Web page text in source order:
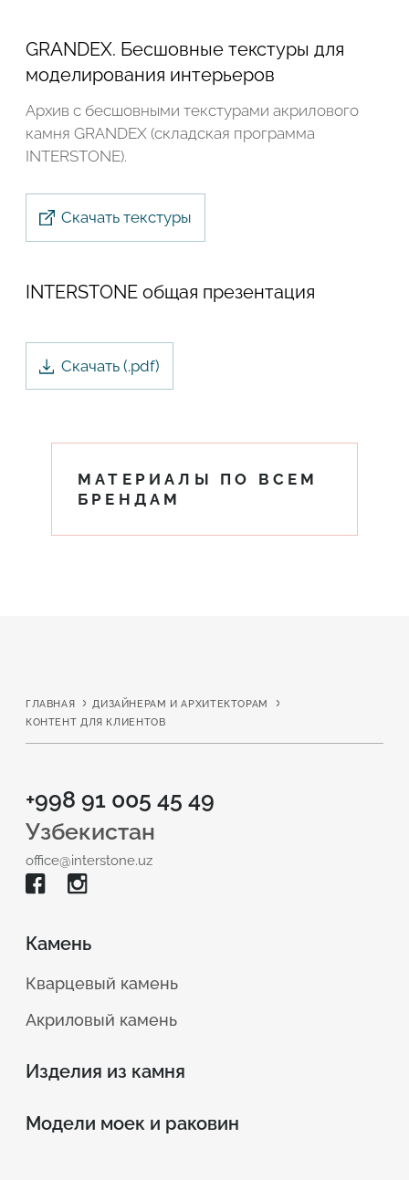
GRANDEX. Бесшовные текстуры для
моделирования интерьеров
Архив с бесшовными текстурами акрилового
камня GRANDEX (складская программа
INTERSTONE).
Скачать текстуры
INTERSTONE общая презентация
Скачать (.pdf)
МАТЕРИАЛЫ ПО ВСЕМ
БРЕНДАМ
ГЛАВНАЯ
ДИЗАЙНЕРАМ И АРХИТЕКТОРАМ
КОНТЕНТ ДЛЯ КЛИЕНТОВ
+998 91 005 45 49
Узбекистан
office@interstone.uz
Камень
Кварцевый камень
Акриловый камень
Изделия из камня
Модели моек и раковин
ОТПРАВИТЬ ПРОЕКТ
ОТПРАВИТЬ